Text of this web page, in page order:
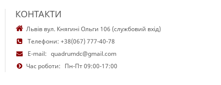
КОНТАКТИ
Львів вул. Княгині Ольги 106 (службовий вхід)
Телефони: +38(067) 777-40-78
E-mail: quadrumdc@gmail.com
Час роботи: Пн-Пт 09:00-17:00